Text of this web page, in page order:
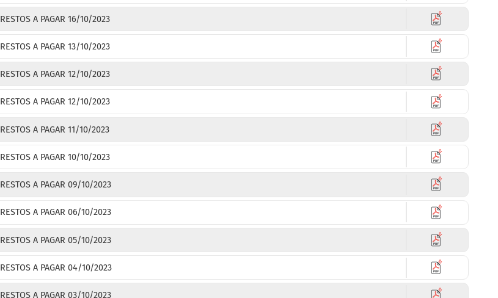
RESTOS A PAGAR 16/10/2023
RESTOS A PAGAR 13/10/2023
RESTOS A PAGAR 12/10/2023
RESTOS A PAGAR 12/10/2023
RESTOS A PAGAR 11/10/2023
RESTOS A PAGAR 10/10/2023
RESTOS A PAGAR 09/10/2023
RESTOS A PAGAR 06/10/2023
RESTOS A PAGAR 05/10/2023
RESTOS A PAGAR 04/10/2023
RESTOS A PAGAR 03/10/2023